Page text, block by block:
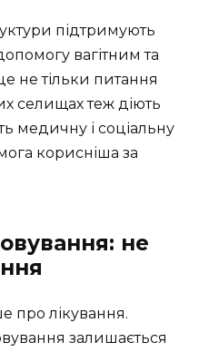
підтримують
вагітним та
не тільки питання
селищах теж діють
медичну і соціальну
корисніша за
не
про лікування.
залишається